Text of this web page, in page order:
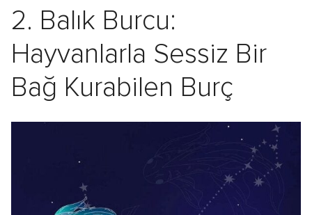
2. Balık Burcu:
Hayvanlarla Sessiz Bir
Bağ Kurabilen Burç